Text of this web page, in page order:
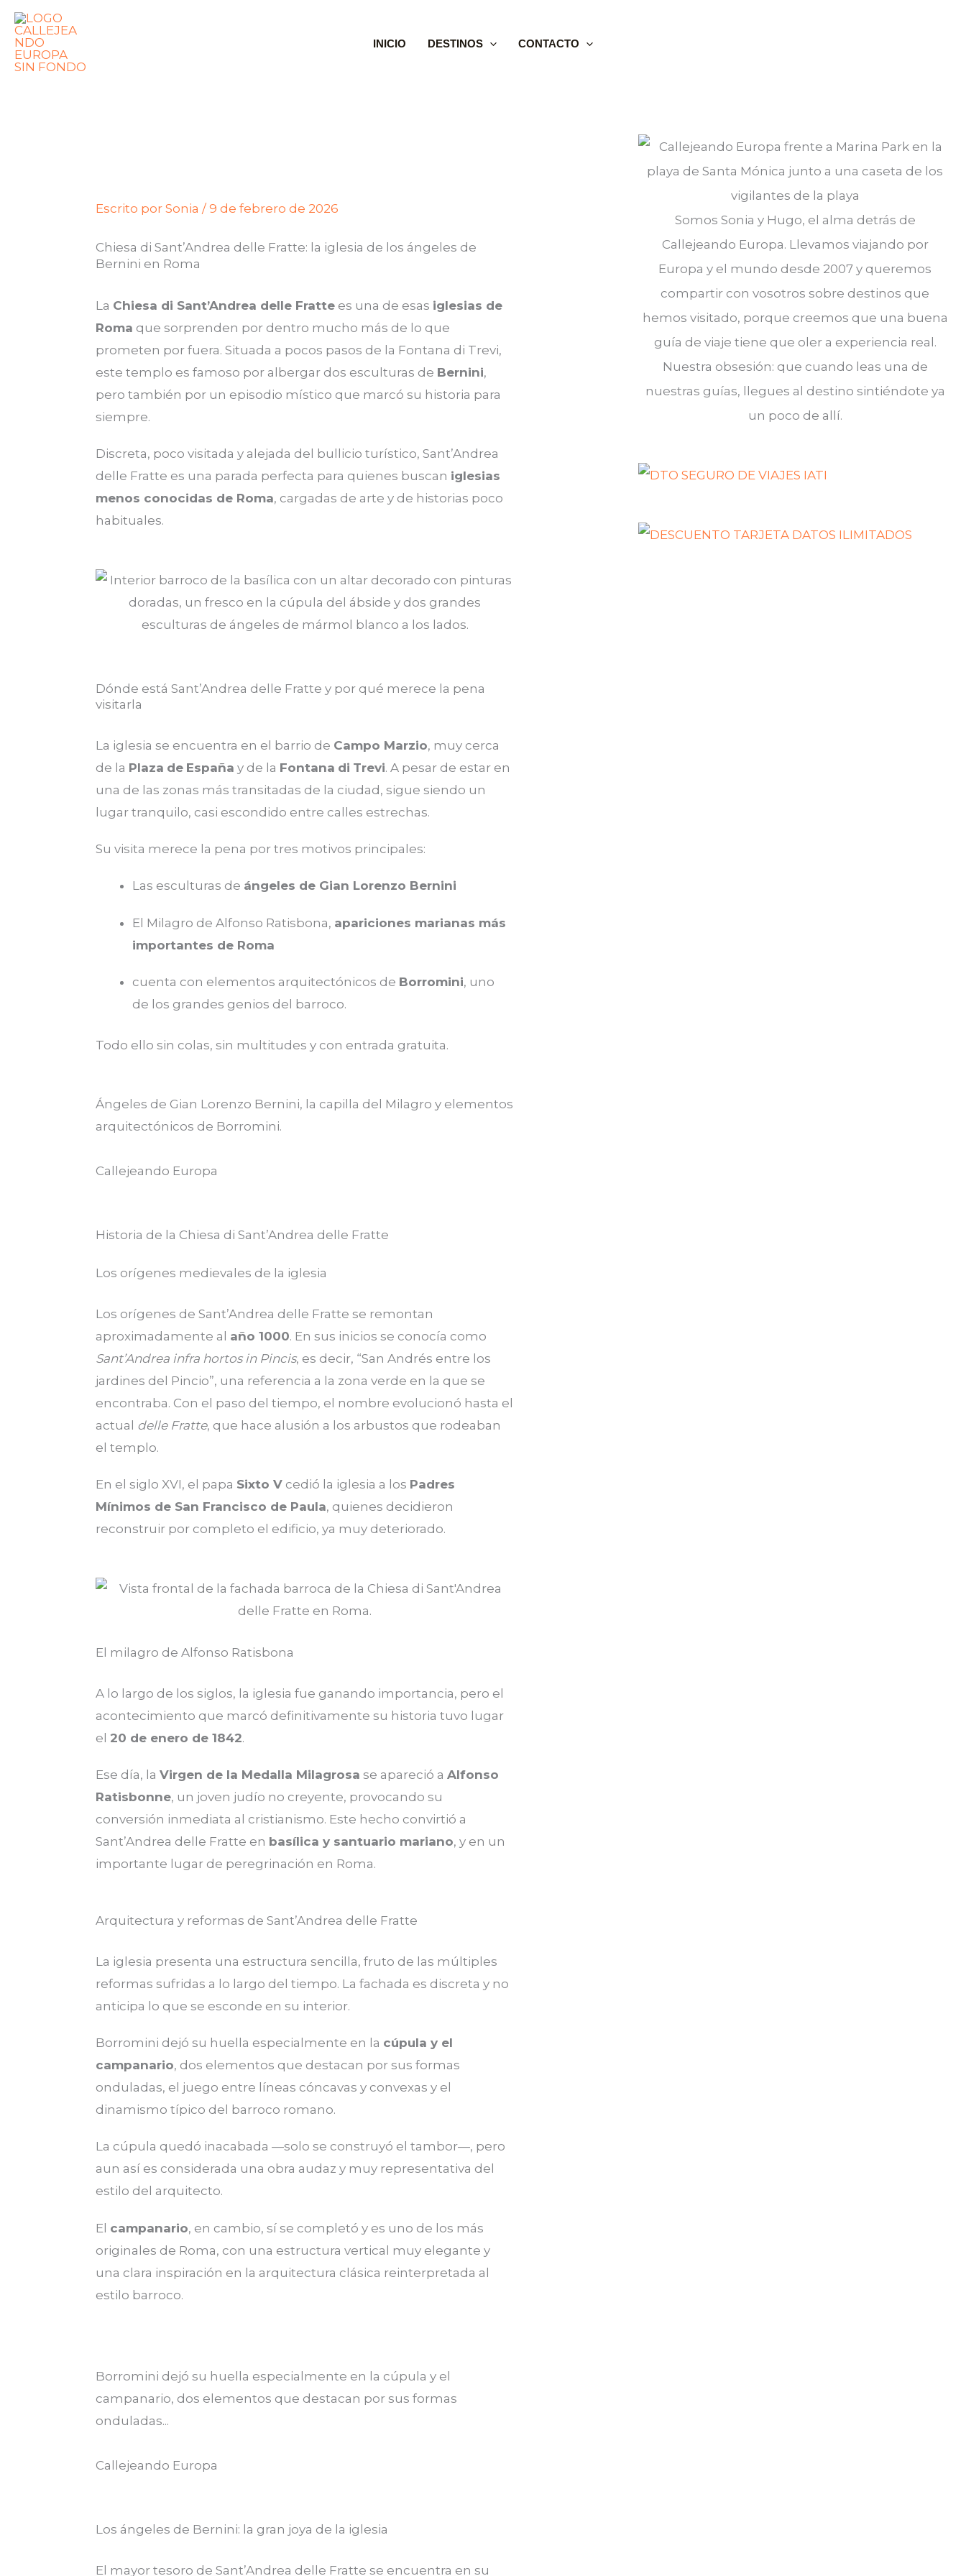
contenido
contenido
INICIO DESTINOS CONTACTO
Escrito por Sonia/9 de febrero de 2026
Chiesa di Sant’Andrea delle Fratte: la iglesia de los ángeles de
Bernini en Roma
La Chiesa di Sant’Andrea delle Fratte es una de esas iglesias de
Roma que sorprenden por dentro mucho más de lo que
prometen por fuera. Situada a pocos pasos de la Fontana di Trevi,
este templo es famoso por albergar dos esculturas de Bernini,
pero también por un episodio místico que marcó su historia para
siempre.
Discreta, poco visitada y alejada del bullicio turístico, Sant’Andrea
delle Fratte es una parada perfecta para quienes buscan iglesias
menos conocidas de Roma, cargadas de arte y de historias poco
habituales.
Dónde está Sant’Andrea delle Fratte y por qué merece la pena
visitarla
La iglesia se encuentra en el barrio de Campo Marzio, muy cerca
de la Plaza de España y de la Fontana di Trevi. A pesar de estar en
una de las zonas más transitadas de la ciudad, sigue siendo un
lugar tranquilo, casi escondido entre calles estrechas.
Su visita merece la pena por tres motivos principales:
Las esculturas de ángeles de Gian Lorenzo Bernini
El Milagro de Alfonso Ratisbona, apariciones marianas más
importantes de Roma
cuenta con elementos arquitectónicos de Borromini, uno
de los grandes genios del barroco.
Todo ello sin colas, sin multitudes y con entrada gratuita.
Ángeles de Gian Lorenzo Bernini, la capilla del Milagro y elementos
arquitectónicos de Borromini.
Callejeando Europa
Historia de la Chiesa di Sant’Andrea delle Fratte
Los orígenes medievales de la iglesia
Los orígenes de Sant’Andrea delle Fratte se remontan
aproximadamente al año 1000. En sus inicios se conocía como
Sant’Andrea infra hortos in Pincis, es decir, “San Andrés entre los
jardines del Pincio”, una referencia a la zona verde en la que se
encontraba. Con el paso del tiempo, el nombre evolucionó hasta el
actual delle Fratte, que hace alusión a los arbustos que rodeaban
el templo.
En el siglo XVI, el papa Sixto V cedió la iglesia a los Padres
Mínimos de San Francisco de Paula, quienes decidieron
reconstruir por completo el edificio, ya muy deteriorado.
El milagro de Alfonso Ratisbona
A lo largo de los siglos, la iglesia fue ganando importancia, pero el
acontecimiento que marcó definitivamente su historia tuvo lugar
el 20 de enero de 1842.
Ese día, laVirgen de la Medalla Milagrosa se apareció aAlfonso
Ratisbonne, un joven judío no creyente, provocando su
conversión inmediata al cristianismo. Este hecho convirtió a
Sant’Andrea delle Fratte en basílica y santuario mariano, y en un
importante lugar de peregrinación en Roma.
Arquitectura y reformas de Sant’Andrea delle Fratte
La iglesia presenta una estructura sencilla, fruto de las múltiples
reformas sufridas a lo largo del tiempo. La fachada es discreta y no
anticipa lo que se esconde en su interior.
Borromini dejó su huella especialmente en la cúpula y el
campanario, dos elementos que destacan por sus formas
onduladas, el juego entre líneas cóncavas y convexas y el
dinamismo típico del barroco romano.
La cúpula quedó inacabada —solo se construyó el tambor—, pero
aun así es considerada una obra audaz y muy representativa del
estilo del arquitecto.
El campanario, en cambio, sí se completó y es uno de los más
originales de Roma, con una estructura vertical muy elegante y
una clara inspiración en la arquitectura clásica reinterpretada al
estilo barroco.
Borromini dejó su huella especialmente en la cúpula y el
campanario, dos elementos que destacan por sus formas
onduladas...
Callejeando Europa
Los ángeles de Bernini: la gran joya de la iglesia
El mayor tesoro de Sant’Andrea delle Fratte se encuentra en su
Somos Sonia y Hugo, el alma detrás de
Callejeando Europa. Llevamos viajando por
Europa y el mundo desde 2007 y queremos
compartir con vosotros sobre destinos que
hemos visitado, porque creemos que una buena
guía de viaje tiene que oler a experiencia real.
Nuestra obsesión: que cuando leas una de
nuestras guías, llegues al destino sintiéndote ya
un poco de allí.